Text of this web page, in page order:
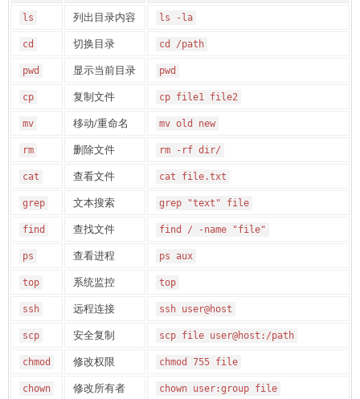
ls 列出目录内容 ls -la
cd 切换目录 cd /path
pwd 显示当前目录 pwd
cp 复制文件 cp file1 file2
mv 移动/重命名 mv old new
rm 删除文件 rm -rf dir/
cat 查看文件 cat file.txt
grep 文本搜索 grep "text" file
find 查找文件 find / -name "file"
ps 查看进程 ps aux
top 系统监控 top
ssh 远程连接 ssh user@host
scp 安全复制 scp file user@host:/path
chmod 修改权限 chmod 755 file
chown 修改所有者 chown user:group file